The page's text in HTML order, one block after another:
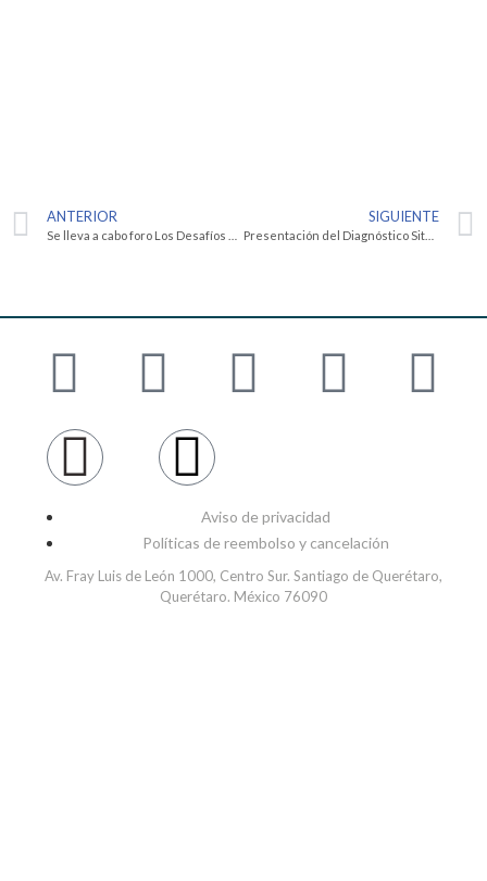
ANTERIOR SIGUIENTE
Presentación del Diagnóstico Situacional de Trata de Personas en Querétaro
Aviso de privacidad
Políticas de reembolso y cancelación
Av. Fray Luis de León 1000, Centro Sur. Santiago de Querétaro,
Querétaro. México 76090